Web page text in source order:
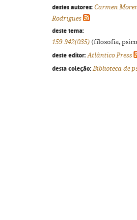
destes autores: Carmen
Rodrigues
deste tema:
159.942(035) (filosofia,
deste editor: Atlântico Press
desta coleção: Biblioteca de